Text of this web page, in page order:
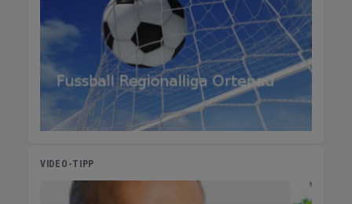
VIDEO-TIPP